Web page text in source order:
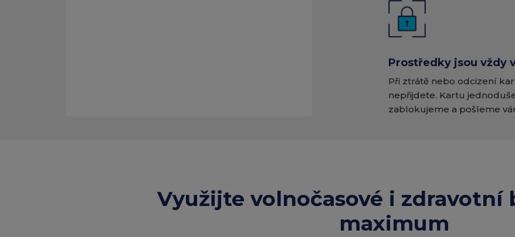
Prostředky jsou vždy
Při ztrátě nebo odcizení
nepřijdete. Kartu
zablokujeme a pošleme
Využijte volnočasové i zdravotní
maximum